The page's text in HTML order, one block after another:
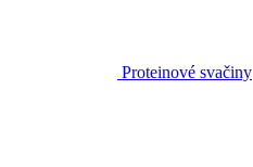
Proteinové svačiny